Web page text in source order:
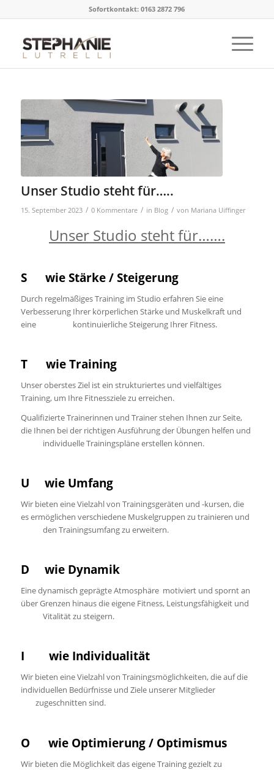
Sofortkontakt: 0163 2872 796
Unser Studio steht für…..
15. September 2023 / 0 Kommentare / in Blog / von Mariana Uiffinger
Unser Studio steht für…….
S wie Stärke / Steigerung
Durch regelmäßiges Training im Studio erfahren Sie eine
Verbesserung Ihrer körperlichen Stärke und Muskelkraft und
eine kontinuierliche Steigerung Ihrer Fitness.
T wie Training
Unser oberstes Ziel ist ein strukturiertes und vielfältiges
Training, um Ihre Fitnessziele zu erreichen.
Qualifizierte Trainerinnen und Trainer stehen Ihnen zur Seite,
die Ihnen bei der richtigen Ausführung der Übungen helfen und
individuelle Trainingspläne erstellen können.
U wie Umfang
Wir bieten eine Vielzahl von Trainingsgeräten und -kursen, die
es ermöglichen verschiedene Muskelgruppen zu trainieren und
den Trainingsumfang zu erweitern.
D wie Dynamik
Eine dynamisch geprägte Atmosphäre motiviert und spornt an
über Grenzen hinaus die eigene Fitness, Leistungsfähigkeit und
Vitalität zu steigern.
I wie Individualität
Wir bieten eine Vielzahl von Trainingsmöglichkeiten, die auf die
individuellen Bedürfnisse und Ziele unserer Mitglieder
zugeschnitten sind.
O wie Optimierung / Optimismus
Wir bieten die Möglichkeit das eigene Training gezielt zu